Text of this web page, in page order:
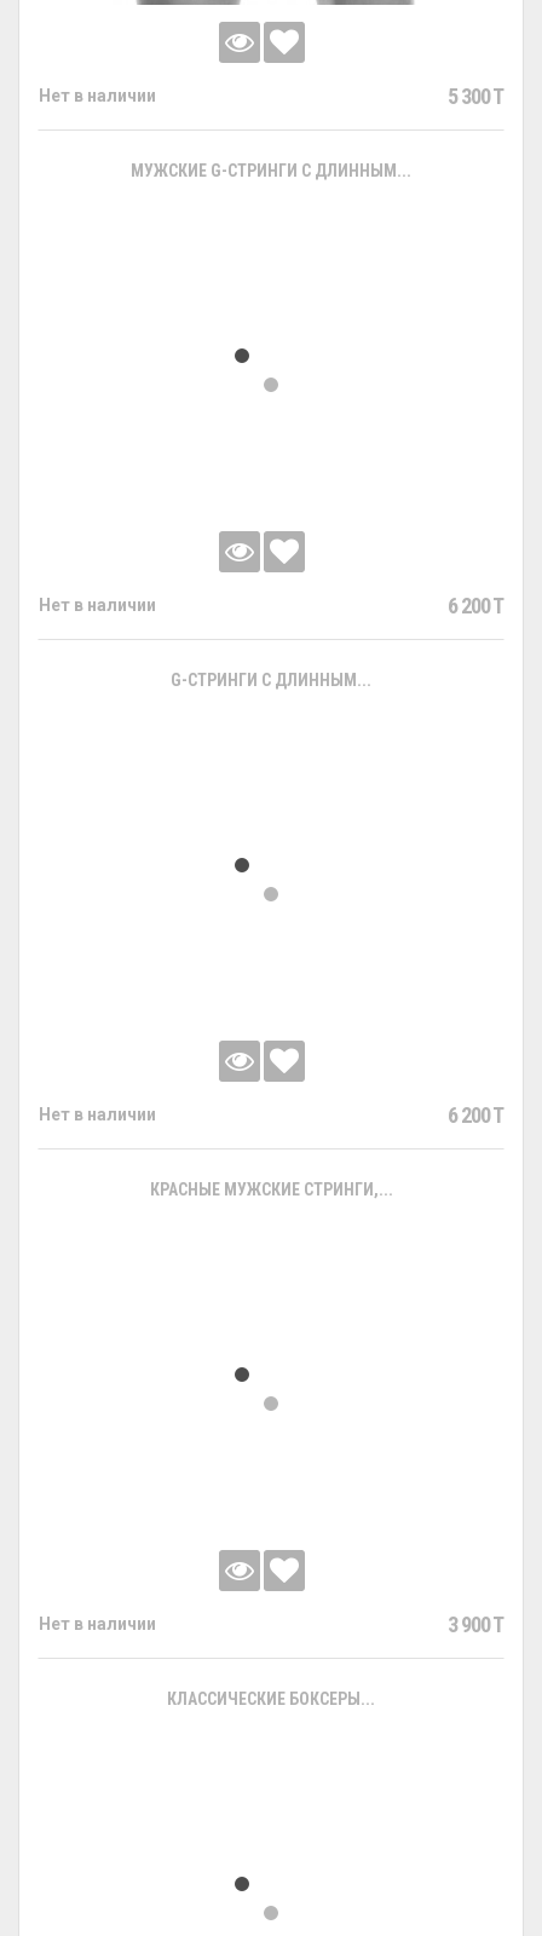
Нет в наличии 5 300 T
МУЖСКИЕ G-СТРИНГИ С ДЛИННЫМ...
Нет в наличии 6 200 T
G-СТРИНГИ С ДЛИННЫМ...
Нет в наличии 6 200 T
КРАСНЫЕ МУЖСКИЕ СТРИНГИ,...
Нет в наличии 3 900 T
КЛАССИЧЕСКИЕ БОКСЕРЫ...